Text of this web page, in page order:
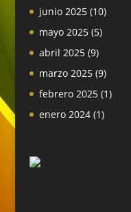
junio 2025(10)
mayo 2025(5)
abril 2025(9)
marzo 2025(9)
febrero 2025(1)
enero 2024(1)